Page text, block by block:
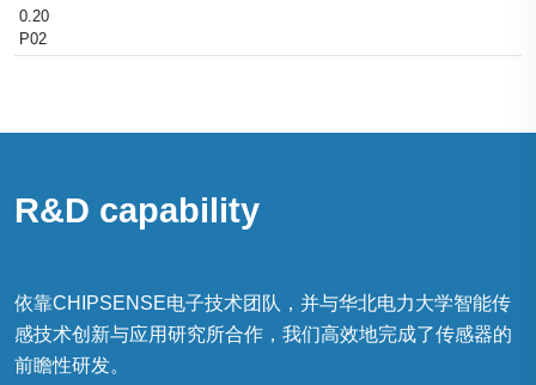
0.20
P02
R&D capability
依靠CHIPSENSE电子技术团队，并与华北电力大学智能传
感技术创新与应用研究所合作，我们高效地完成了传感器的
前瞻性研发。